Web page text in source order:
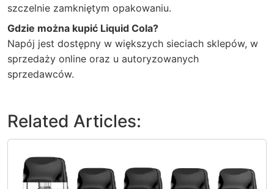
szczelnie zamkniętym opakowaniu.
Gdzie można kupić Liquid Cola?
Napój jest dostępny w większych sieciach sklepów, w
sprzedaży online oraz u autoryzowanych
sprzedawców.
Related Articles: